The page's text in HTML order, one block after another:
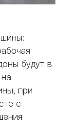
будут в
при
с